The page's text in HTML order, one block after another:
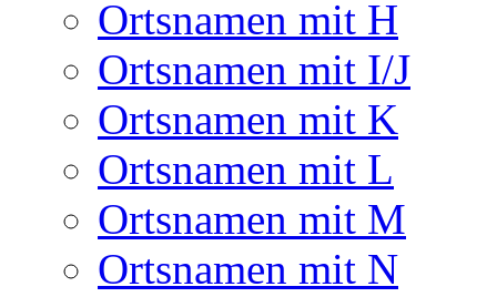
Ortsnamen mit H
Ortsnamen mit I/J
Ortsnamen mit K
Ortsnamen mit L
Ortsnamen mit M
Ortsnamen mit N